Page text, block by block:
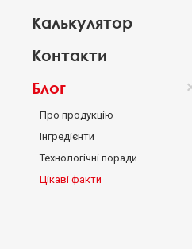
Калькулятор
Контакти
Блог
Про продукцію
Інгредієнти
Технологічні поради
Цікаві факти